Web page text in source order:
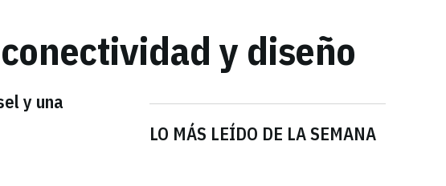
y diseño
y una
LO MÁS LEÍDO DE LA SEMANA